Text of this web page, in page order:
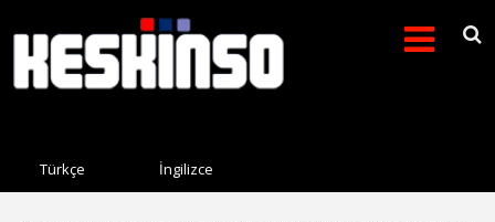
Arama formu
Türkçe İngilizce